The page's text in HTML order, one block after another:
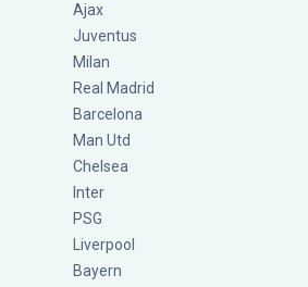
Ajax
Juventus
Milan
Real Madrid
Barcelona
Man Utd
Chelsea
Inter
PSG
Liverpool
Bayern